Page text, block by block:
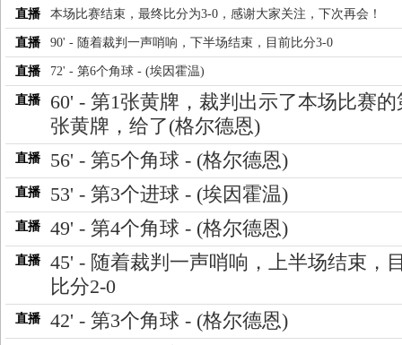
直播 本场比赛结束，最终比分为3-0，感谢大家关注，下次再会！
直播 90' - 随着裁判一声哨响，下半场结束，目前比分3-0
直播 72' - 第6个角球 - (埃因霍温)
直播
60' - 第1张黄牌，裁判出示了本场比赛的
张黄牌，给了(格尔德恩)
直播 56' - 第5个角球 - (格尔德恩)
直播 53' - 第3个进球 - (埃因霍温)
直播 49' - 第4个角球 - (格尔德恩)
直播
45' - 随着裁判一声哨响，上半场结束，
比分2-0
直播 42' - 第3个角球 - (格尔德恩)